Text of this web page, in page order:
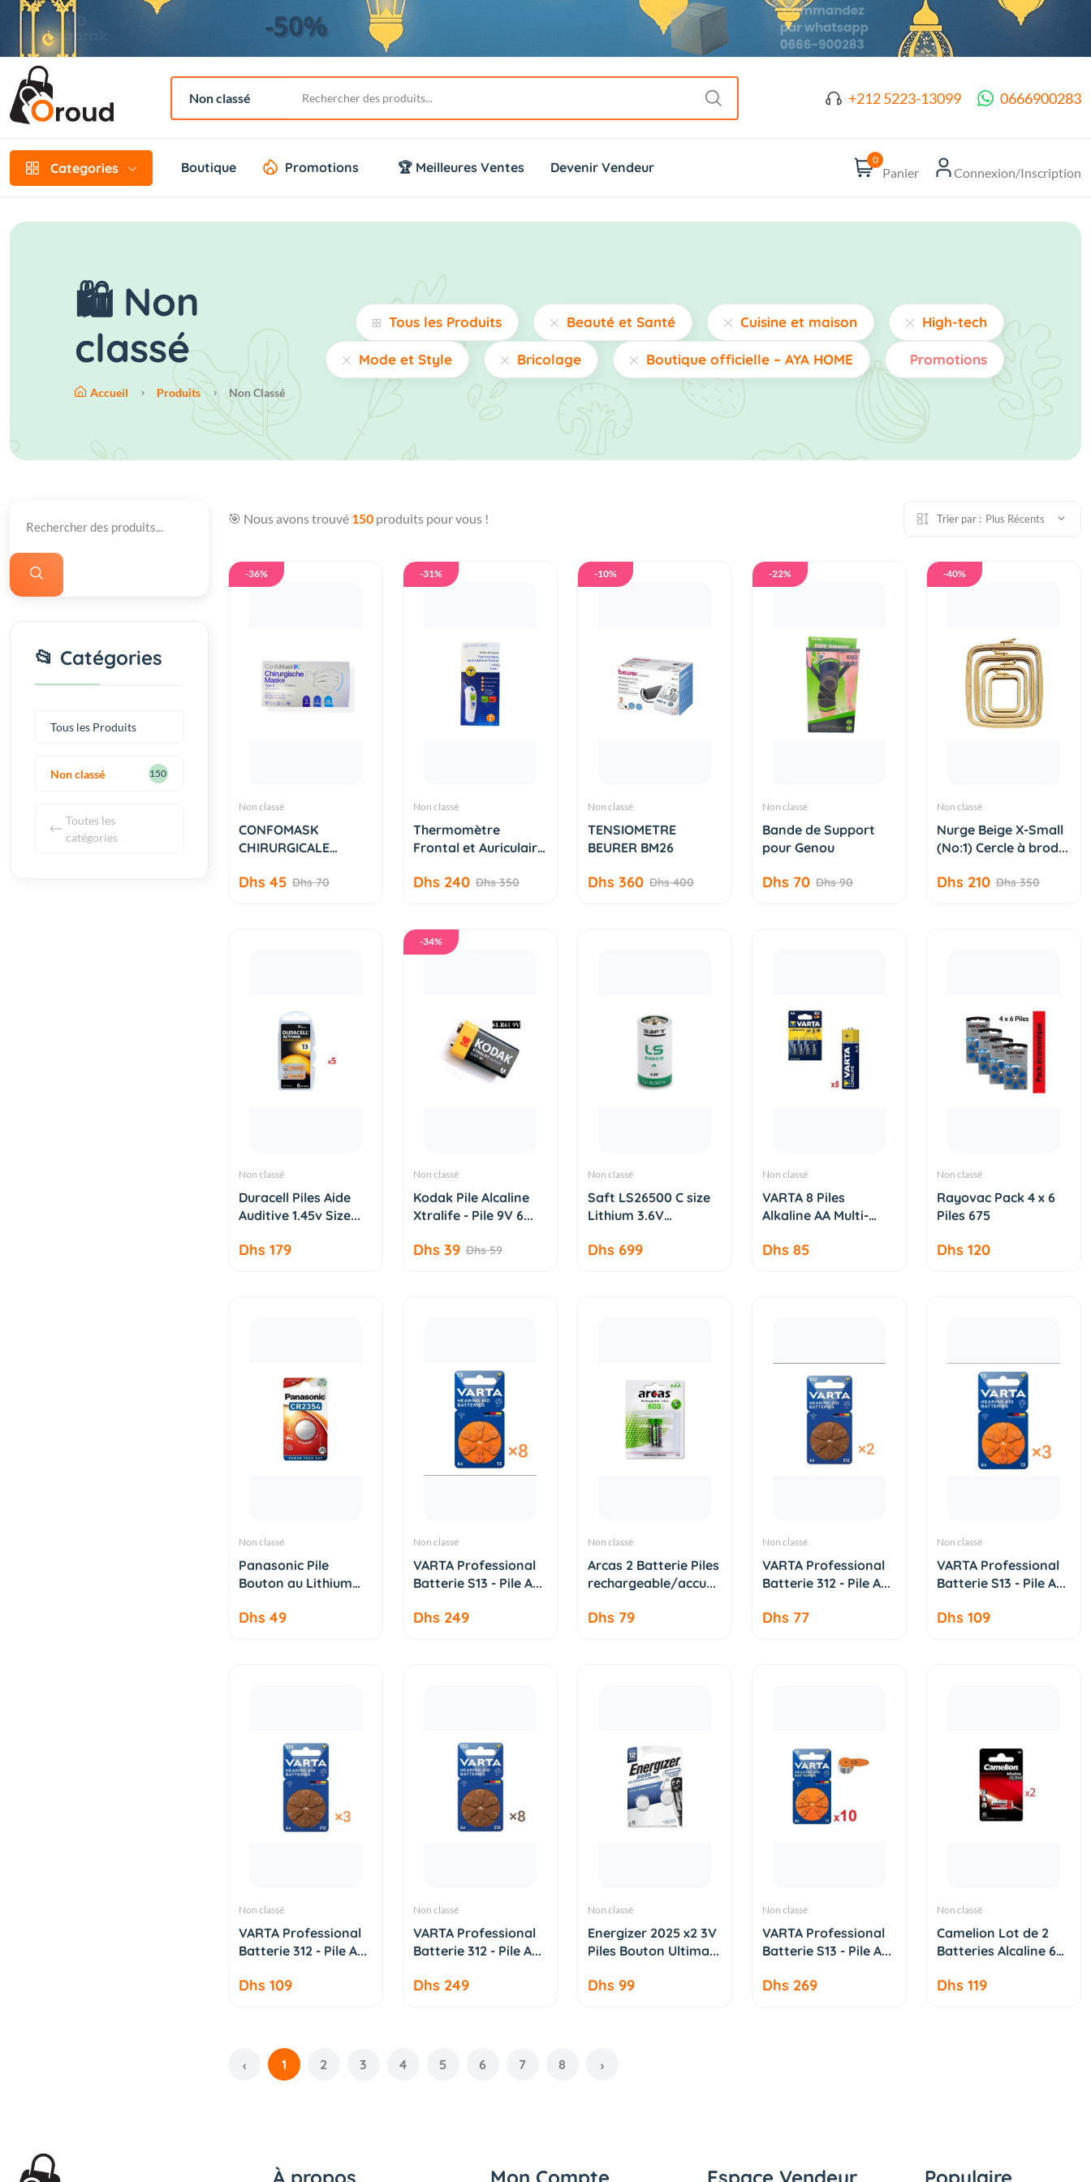
+212 5223-13099 0666900283
Categories Boutique Promotions 🏆 Meilleures Ventes Devenir Vendeur 0
Panier Connexion/Inscription
🛍️ Non
classé
Accueil Produits Non Classé
Tous les Produits Beauté et Santé Cuisine et maison High-tech
Mode et Style Bricolage Boutique officielle – AYA HOME Promotions
🎯 Nous avons trouvé 150produits pour vous ! Trier par : Plus Récents
PANIER
-36%
Non classé
CONFOMASK
CHIRURGICALE
Dhs 45 Dhs 70
PANIER
-31%
Non classé
Thermomètre
Frontal et Auriculaire
Dhs 240 Dhs 350
PANIER
-10%
Non classé
TENSIOMETRE
BEURER BM26
Dhs 360 Dhs 400
PANIER
-22%
Non classé
Bande de Support
pour Genou
Dhs 70 Dhs 90
PANIER
-40%
Non classé
Nurge Beige X-Small
(No:1) Cercle à brod...
Dhs 210 Dhs 350
PANIER
Non classé
Duracell Piles Aide
Auditive 1.45v Size...
Dhs 179
PANIER
-34%
Non classé
Kodak Pile Alcaline
Xtralife - Pile 9V 6...
Dhs 39 Dhs 59
PANIER
Non classé
Saft LS26500 C size
Lithium 3.6V
Dhs 699
PANIER
Non classé
VARTA 8 Piles
Alkaline AA Multi-
Dhs 85
PANIER
Non classé
Rayovac Pack 4 x 6
Piles 675
Dhs 120
PANIER
Non classé
Panasonic Pile
Bouton au Lithium
Dhs 49
PANIER
Non classé
VARTA Professional
Batterie S13 - Pile A...
Dhs 249
PANIER
Non classé
Arcas 2 Batterie Piles
rechargeable/accu...
Dhs 79
PANIER
Non classé
VARTA Professional
Batterie 312 - Pile A...
Dhs 77
PANIER
Non classé
VARTA Professional
Batterie S13 - Pile A...
Dhs 109
PANIER
Non classé
VARTA Professional
Batterie 312 - Pile A...
Dhs 109
PANIER
Non classé
VARTA Professional
Batterie 312 - Pile A...
Dhs 249
PANIER
Non classé
Energizer 2025 x2 3V
Piles Bouton Ultima...
Dhs 99
PANIER
Non classé
VARTA Professional
Batterie S13 - Pile A...
Dhs 269
PANIER
Non classé
Camelion Lot de 2
Batteries Alcaline 6
Dhs 119
‹ 1 2 3 4 5 6 7 8 ›
📂 Catégories
Tous les Produits
Non classé 150
Toutes les
catégories